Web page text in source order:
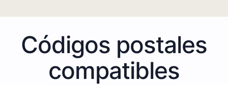
Códigos postales
compatibles